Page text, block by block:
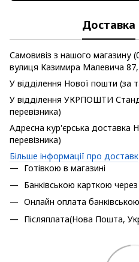
Доставка
Самовивіз з нашого магазину
вулиця Казимира Малевича 87,
У відділення Нової пошти (за
У відділення УКРПОШТИ
перевізника)
Адресна кур'єрська доставка
перевізника)
Більше інформації про
Готівкою в магазині
Банківською карткою
Онлайн оплата
Післяплата(Нова Пошта,